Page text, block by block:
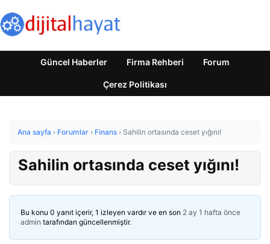
Güncel Haberler Firma Rehberi Forum
Çerez Politikası
Ana sayfa › Forumlar › Finans › Sahilin ortasında ceset yığını!
Sahilin ortasında ceset yığını!
Bu konu 0 yanıt içerir, 1 izleyen vardır ve en son 2 ay 1 hafta önce
admin tarafından güncellenmiştir.